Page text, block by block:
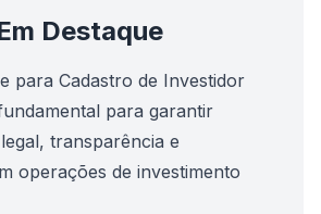
Destaque
para Cadastro de Investidor
para garantir
transparência e
operações de investimento